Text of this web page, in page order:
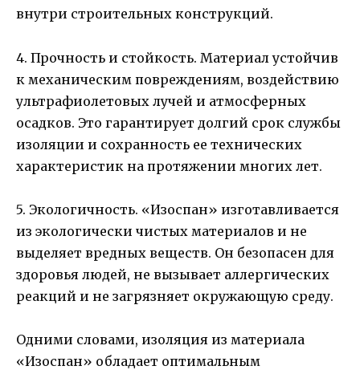
внутри строительных конструкций.
4. Прочность и стойкость. Материал устойчив
к механическим повреждениям, воздействию
ультрафиолетовых лучей и атмосферных
осадков. Это гарантирует долгий срок службы
изоляции и сохранность ее технических
характеристик на протяжении многих лет.
5. Экологичность. «Изоспан» изготавливается
из экологически чистых материалов и не
выделяет вредных веществ. Он безопасен для
здоровья людей, не вызывает аллергических
реакций и не загрязняет окружающую среду.
Одними словами, изоляция из материала
«Изоспан» обладает оптимальным